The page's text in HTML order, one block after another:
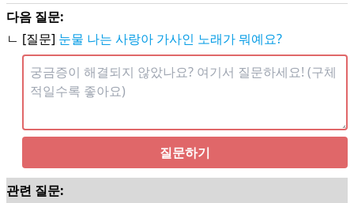
다음 질문:
ㄴ [질문] 눈물 나는 사랑아 가사인 노래가 뭐예요?
질문하기
관련 질문: